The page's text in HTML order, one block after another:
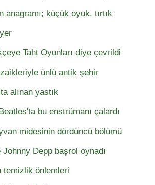
anagramı; küçük oyuk, tırtık
Taht Oyunları diye çevrildi
ünlü antik şehir
alınan yastık
bu enstrümanı çalardı
midesinin dördüncü bölümü
Depp başrol oynadı
temizlik önlemleri